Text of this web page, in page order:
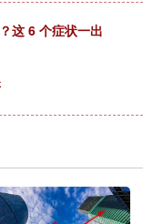
这 6 个症状一出